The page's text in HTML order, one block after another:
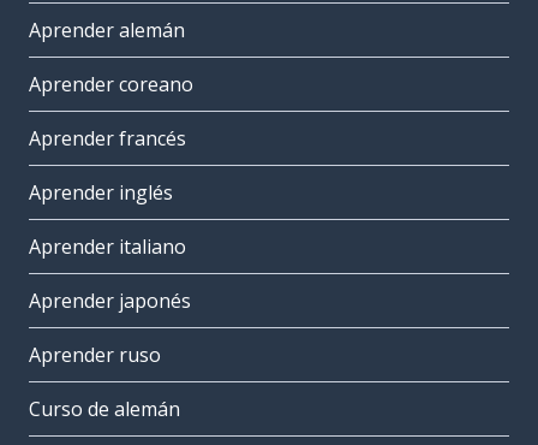
Aprender alemán
Aprender coreano
Aprender francés
Aprender inglés
Aprender italiano
Aprender japonés
Aprender ruso
Curso de alemán